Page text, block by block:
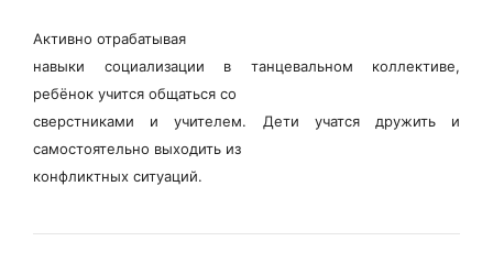
Активно отрабатывая
навыки социализации в танцевальном коллективе,
ребёнок учится общаться со
сверстниками и учителем. Дети учатся дружить и
самостоятельно выходить из
конфликтных ситуаций.